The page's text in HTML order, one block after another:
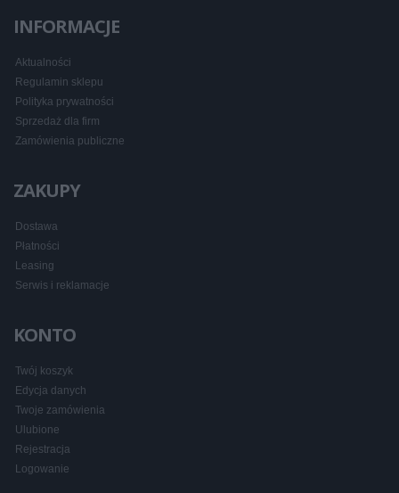
INFORMACJE
Aktualności
Regulamin sklepu
Polityka prywatności
Sprzedaż dla firm
Zamówienia publiczne
ZAKUPY
Dostawa
Płatności
Leasing
Serwis i reklamacje
KONTO
Twój koszyk
Edycja danych
Twoje zamówienia
Ulubione
Rejestracja
Logowanie